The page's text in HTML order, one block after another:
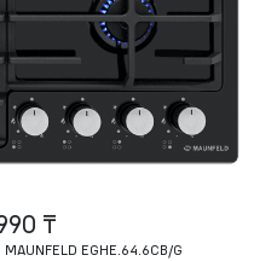
₸
EGHE.64.6CB/G